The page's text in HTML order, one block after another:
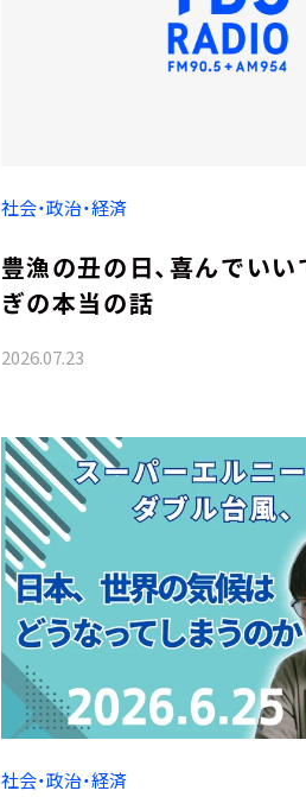
社会・政治・経済
豊漁の丑の日、喜んでいい
ぎの本当の話
2026.07.23
社会・政治・経済